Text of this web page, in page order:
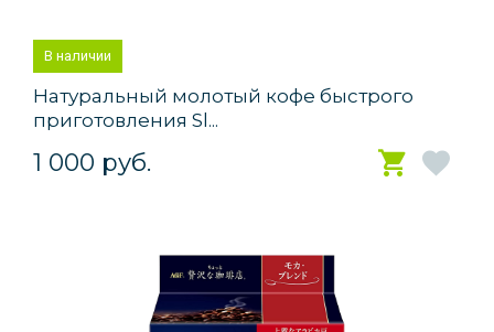
В наличии
Натуральный молотый кофе быстрого
приготовления Sl...
1 000 руб.